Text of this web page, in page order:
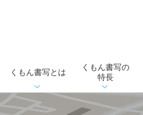
くもん書写とは
くもん書写の
特長